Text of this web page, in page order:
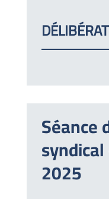
Séance
2025